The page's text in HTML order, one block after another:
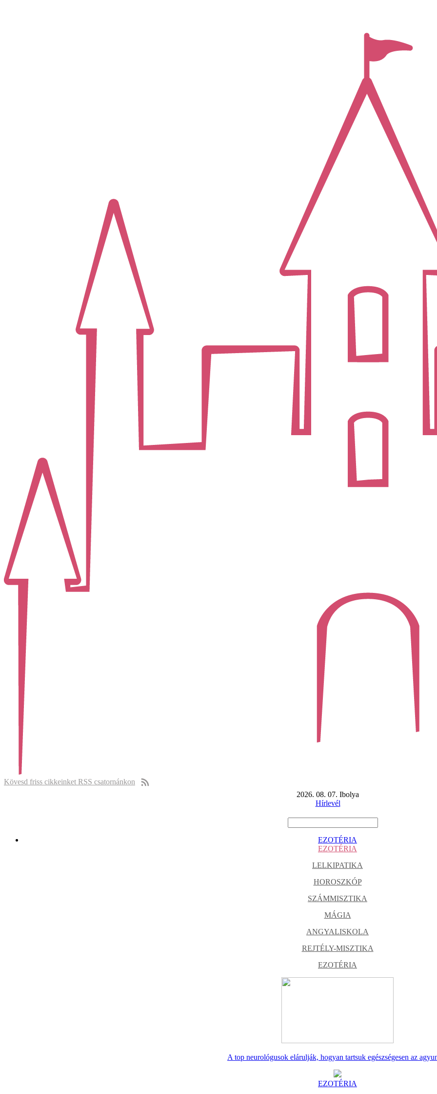
Kövesd friss cikkeinket RSS csatornánkon
2026. 08. 07. Ibolya
Hírlevél
EZOTÉRIA
EZOTÉRIA
LELKIPATIKA
HOROSZKÓP
SZÁMMISZTIKA
MÁGIA
ANGYALISKOLA
REJTÉLY-MISZTIKA
EZOTÉRIA
A top neurológusok elárulják, hogyan tartsuk egészségesen az
EZOTÉRIA